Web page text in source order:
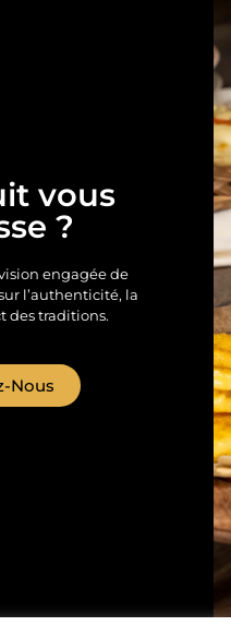
vous
?
engagée de
l’authenticité, la
des traditions.
Nous